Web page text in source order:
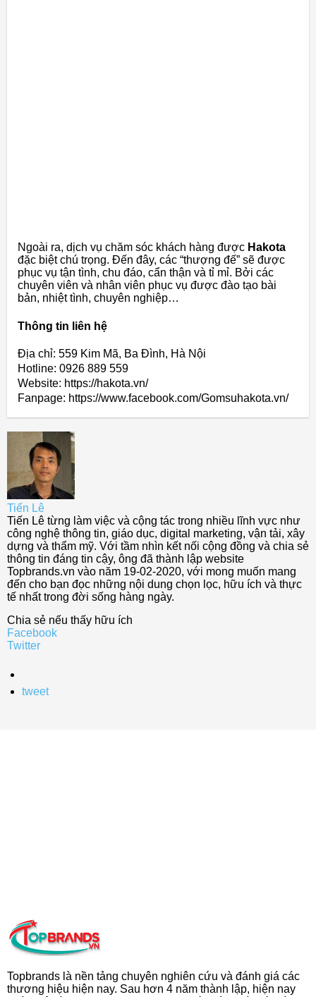
Ngoài ra, dịch vụ chăm sóc khách hàng được Hakota
đặc biệt chú trọng. Đến đây, các “thượng đế” sẽ được
phục vụ tận tình, chu đáo, cẩn thận và tỉ mỉ. Bởi các
chuyên viên và nhân viên phục vụ được đào tạo bài
bản, nhiệt tình, chuyên nghiệp…
Thông tin liên hệ
Địa chỉ: 559 Kim Mã, Ba Đình, Hà Nội
Hotline: 0926 889 559
Website: https://hakota.vn/
Fanpage: https://www.facebook.com/Gomsuhakota.vn/
Tiến Lê
Tiến Lê từng làm việc và cộng tác trong nhiều lĩnh vực như
công nghệ thông tin, giáo dục, digital marketing, vận tải, xây
dựng và thẩm mỹ. Với tầm nhìn kết nối cộng đồng và chia sẻ
thông tin đáng tin cậy, ông đã thành lập website
Topbrands.vn vào năm 19-02-2020, với mong muốn mang
đến cho bạn đọc những nội dung chọn lọc, hữu ích và thực
tế nhất trong đời sống hàng ngày.
Chia sẻ nếu thấy hữu ích
Facebook
Twitter
tweet
Topbrands là nền tảng chuyên nghiên cứu và đánh giá các
thương hiệu hiện nay. Sau hơn 4 năm thành lập, hiện nay